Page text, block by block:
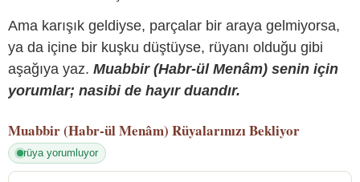
Ama karışık geldiyse, parçalar bir araya gelmiyorsa,
ya da içine bir kuşku düştüyse, rüyanı olduğu gibi
aşağıya yaz. Muabbir (Habr-ül Menâm) senin için
yorumlar; nasibi de hayır duandır.
Muabbir (Habr-ül Menâm) Rüyalarınızı Bekliyor
rüya yorumluyor